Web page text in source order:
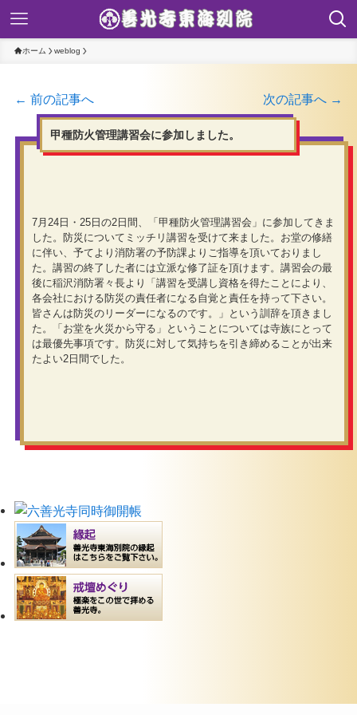
ホーム weblog
← 前の記事へ 次の記事へ →
甲種防火管理講習会に参加しました。
7月24日・25日の2日間、「甲種防火管理講習会」に参加してきま
した。防災についてミッチリ講習を受けて来ました。お堂の修繕
に伴い、予てより消防署の予防課よりご指導を頂いておりまし
た。講習の終了した者には立派な修了証を頂けます。講習会の最
後に稲沢消防署々長より「講習を受講し資格を得たことにより、
各会社における防災の責任者になる自覚と責任を持って下さい。
皆さんは防災のリーダーになるのです。」という訓辞を頂きまし
た。「お堂を火災から守る」ということについては寺族にとって
は最優先事項です。防災に対して気持ちを引き締めることが出来
たよい2日間でした。